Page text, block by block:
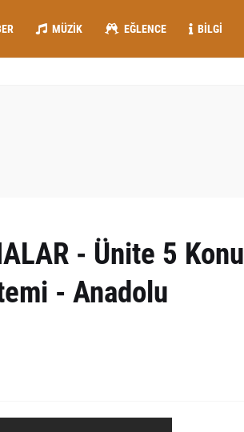
MÜZIK EĞLENCE BILGI
- Ünite 5 Konu
- Anadolu